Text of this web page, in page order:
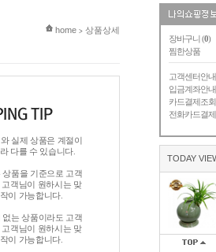
장바구니 (0)
찜한상품
고객센터안내
입금계좌안내
카드결제조회
전화카드결제
TODAY
현재 위치
home > 상품상세
실제 상품은 계절이
다를 수 있습니다.
상품을 기준으로 고객
객님이 원하시는 맞
이 가능합니다.
없는 상품이라도 고객
객님이 원하시는 맞
이 가능합니다.